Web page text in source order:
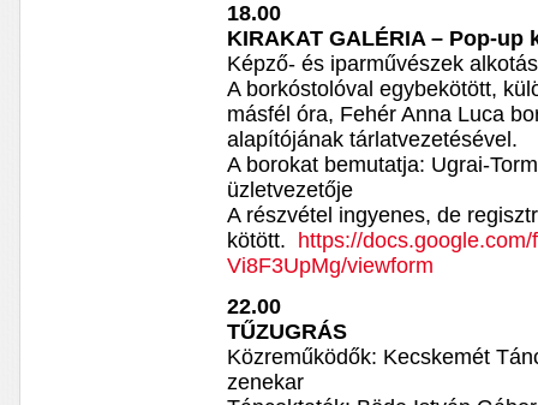
18.00
KIRAKAT GALÉRIA – Pop-up
Képző- és iparművészek
A borkóstolóval egybekötött,
másfél óra, Fehér Anna Luca
alapítójának tárlatvezetésével.
A borokat bemutatja: Ugrai-
üzletvezetője
A részvétel ingyenes, de
kötött. https://
Vi8F3UpMg/viewform
22.00
TŰZUGRÁS
Közreműködők: Kecskemét
zenekar